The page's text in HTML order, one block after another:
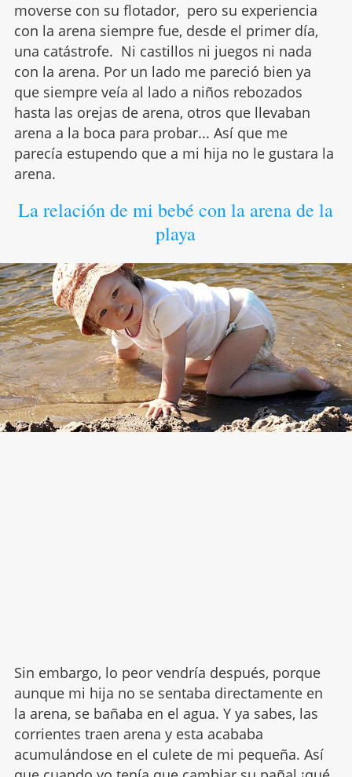
moverse con su flotador, pero su experiencia
con la arena siempre fue, desde el primer día,
una catástrofe. Ni castillos ni juegos ni nada
con la arena. Por un lado me pareció bien ya
que siempre veía al lado a niños rebozados
hasta las orejas de arena, otros que llevaban
arena a la boca para probar... Así que me
parecía estupendo que a mi hija no le gustara la
arena.
La relación de mi bebé con la arena de la
playa
Sin embargo, lo peor vendría después, porque
aunque mi hija no se sentaba directamente en
la arena, se bañaba en el agua. Y ya sabes, las
corrientes traen arena y esta acababa
acumulándose en el culete de mi pequeña. Así